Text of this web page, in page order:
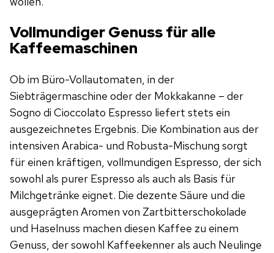
Vollmundiger Genuss für alle
Kaffeemaschinen
Ob im Büro-Vollautomaten, in der
Siebträgermaschine oder der Mokkakanne – der
Sogno di Cioccolato Espresso liefert stets ein
ausgezeichnetes Ergebnis. Die Kombination aus der
intensiven Arabica- und Robusta-Mischung sorgt
für einen kräftigen, vollmundigen Espresso, der sich
sowohl als purer Espresso als auch als Basis für
Milchgetränke eignet. Die dezente Säure und die
ausgeprägten Aromen von Zartbitterschokolade
und Haselnuss machen diesen Kaffee zu einem
Genuss, der sowohl Kaffeekenner als auch Neulinge